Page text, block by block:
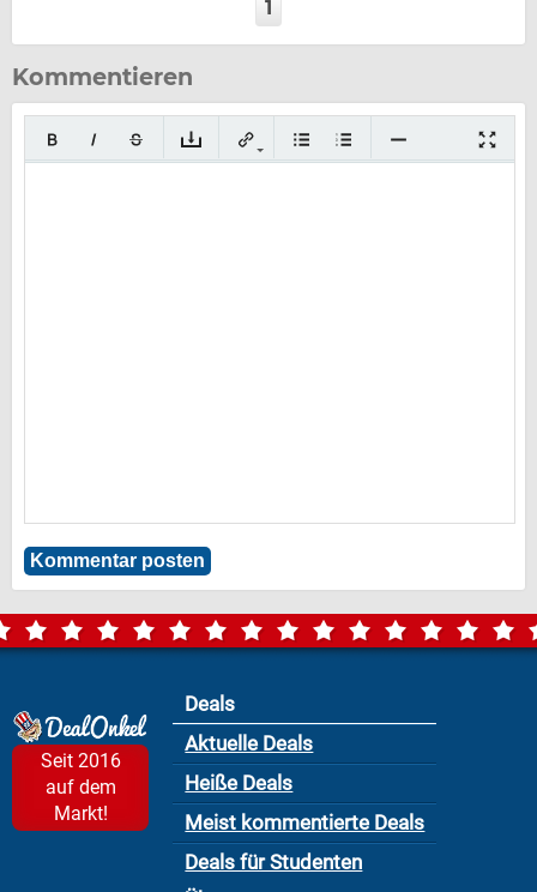
1
Kommentieren
Seit 2016
auf dem
Markt!
Deals
Aktuelle Deals
Heiße Deals
Meist kommentierte Deals
Deals für Studenten